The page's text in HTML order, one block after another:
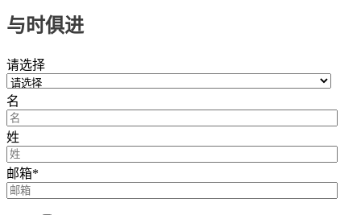
与时俱进
请选择
名
姓
邮箱*